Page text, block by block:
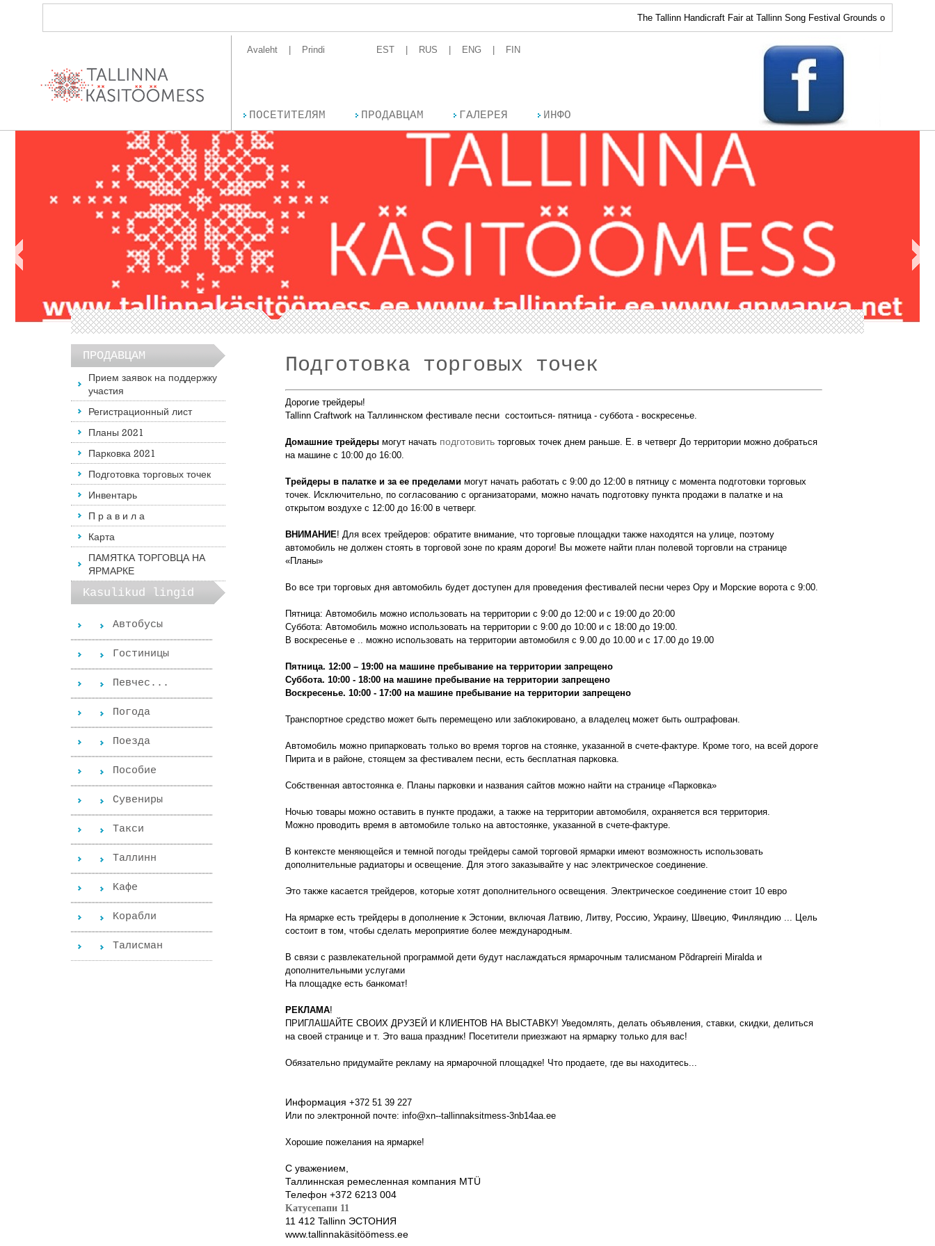
The Tallinn Handicraft Fair at Tallinn Song Festival Grounds on April 15-17
Avaleht Prindi EST RUS ENG FIN
ПОСЕТИТЕЛЯМ ПРОДАВЦАМ ГАЛЕРЕЯ ИНФО
ПРОДАВЦАМ
Прием заявок на поддержку
участия
Регистрационный лист
Планы 2021
Парковка 2021
Подготовка торговых точек
Инвентарь
П р а в и л а
Карта
ПАМЯТКА ТОРГОВЦА НА
ЯРМАРКЕ
Kasulikud lingid
Автобусы
Гостиницы
Певчес...
Погода
Поезда
Пособиe
Сувениры
Такси
Таллинн
Kафе
Kорабли
Tалисман
Подготовка торговых точек
Дорогие трейдеры!
Tallinn Craftwork на Таллиннском фестивале песни состоиться- пятница - суббота - воскресенье.
Домашние трейдеры могут начать подготовить торговых точек днем ​​раньше. E. в четверг До территории можно добраться
на машине с 10:00 до 16:00.
Трейдеры в палатке и за ее пределами могут начать работать с 9:00 до 12:00 в пятницу с момента подготовки торговых
точек. Исключительно, по согласованию с организаторами, можно начать подготовку пункта продажи в палатке и на
открытом воздухе с 12:00 до 16:00 в четверг.
ВНИМАНИЕ! Для всех трейдеров: обратите внимание, что торговые площадки также находятся на улице, поэтому
автомобиль не должен стоять в торговой зоне по краям дороги! Вы можете найти план полевой торговли на странице
«Планы»
Во все три торговых дня автомобиль будет доступен для проведения фестивалей песни через Ору и Морские ворота с 9:00.
Пятница: Автомобиль можно использовать на территории с 9:00 до 12:00 и с 19:00 до 20:00
Суббота: Автомобиль можно использовать на территории с 9:00 до 10:00 и с 18:00 до 19:00.
В воскресенье е .. можно использовать на территории автомобиля с 9.00 до 10.00 и с 17.00 до 19.00
Пятница. 12:00 – 19:00 на машине пребывание на территории запрещено
Суббота. 10:00 - 18:00 на машине пребывание на территории запрещено
Воскресенье. 10:00 - 17:00 на машине пребывание на территории запрещено
Транспортное средство может быть перемещено или заблокировано, а владелец может быть оштрафован.
Автомобиль можно припарковать только во время торгов на стоянке, указанной в счете-фактуре. Кроме того, на всей дороге
Пирита и в районе, стоящем за фестивалем песни, есть бесплатная парковка.
Собственная автостоянка e. Планы парковки и названия сайтов можно найти на странице «Парковка»
Ночью товары можно оставить в пункте продажи, а также на территории автомобиля, охраняется вся территория.
Можно проводить время в автомобиле только на автостоянке, указанной в счете-фактуре.
В контексте меняющейся и темной погоды трейдеры самой торговой ярмарки имеют возможность использовать
дополнительные радиаторы и освещение. Для этого заказывайте у нас электрическое соединение.
Это также касается трейдеров, которые хотят дополнительного освещения. Электрическое соединение стоит 10 евро
На ярмарке есть трейдеры в дополнение к Эстонии, включая Латвию, Литву, Россию, Украину, Швецию, Финляндию ... Цель
состоит в том, чтобы сделать мероприятие более международным.
В связи с развлекательной программой дети будут наслаждаться ярмарочным талисманом Põdrapreiri Miralda и
дополнительными услугами
На площадке есть банкомат!
РЕКЛАМА!
ПРИГЛАШАЙТЕ СВОИХ ДРУЗЕЙ И КЛИЕНТОВ НА ВЫСТАВКУ! Уведомлять, делать объявления, ставки, скидки, делиться
на своей странице и т. Это ваша праздник! Посетители приезжают на ярмарку только для вас!
Обязательно придумайте рекламу на ярмарочной площадке! Что продаете, где вы находитесь...
Информация +372 51 39 227
Или по электронной почте: info@xn--tallinnaksitmess-3nb14aa.ee
Хорошие пожелания на ярмарке!
С уважением,
Таллиннская ремесленная компания MTÜ
Телефон +372 6213 004
Kатусепапи 11
11 412 Tallinn ЭСТОНИЯ
www.tallinnakäsitöömess.ee